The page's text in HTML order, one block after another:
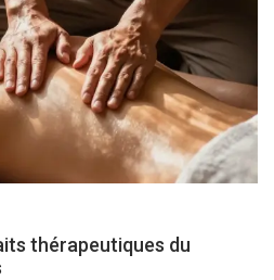
thérapeutiques du